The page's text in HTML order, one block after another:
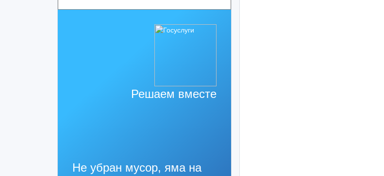
Решаем вместе
Не убран мусор, яма на